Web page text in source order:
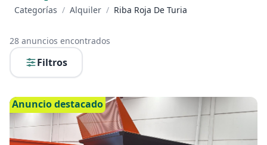
Categorías / Alquiler / Riba Roja De Turia
28 anuncios encontrados
Filtros
Anuncio destacado